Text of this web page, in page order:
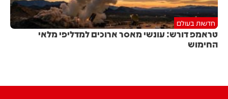
חדשות בעולם
טראמפ דורש: עונשי מאסר ארוכים למדליפי מלאי
החימוש